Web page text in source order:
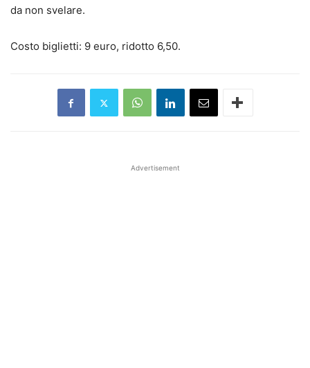
da non svelare.
Costo biglietti: 9 euro, ridotto 6,50.
Advertisement